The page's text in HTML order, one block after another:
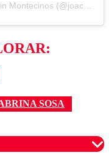
Una publicación compartida por Joaquin Montecinos (@joacomontecinos8)
SOSA